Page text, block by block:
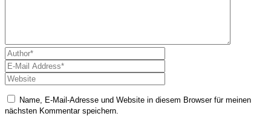
Name, E-Mail-Adresse und Website in diesem Browser für meinen
nächsten Kommentar speichern.